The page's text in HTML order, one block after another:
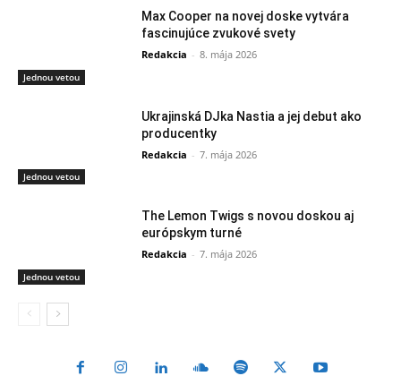
Jednou vetou
Max Cooper na novej doske vytvára
fascinujúce zvukové svety
Redakcia - 8. mája 2026
Jednou vetou
Ukrajinská DJka Nastia a jej debut ako
producentky
Redakcia - 7. mája 2026
Jednou vetou
The Lemon Twigs s novou doskou aj
európskym turné
Redakcia - 7. mája 2026